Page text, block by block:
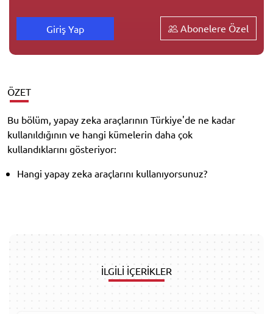
Giriş Yap Abonelere Özel
ÖZET
Bu bölüm, yapay zeka araçlarının Türkiye'de ne kadar
kullanıldığının ve hangi kümelerin daha çok
kullandıklarını gösteriyor:
Hangi yapay zeka araçlarını kullanıyorsunuz?
İLGİLİ İÇERİKLER